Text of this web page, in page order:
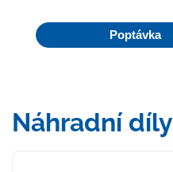
Poptávka
Náhradní díly